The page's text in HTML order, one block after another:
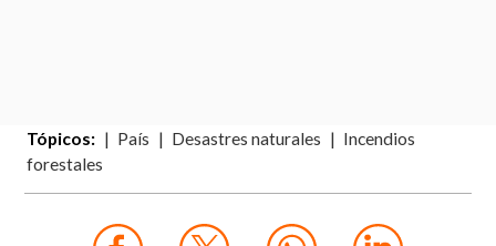
Tópicos: País Desastres naturales
Incendios
forestales